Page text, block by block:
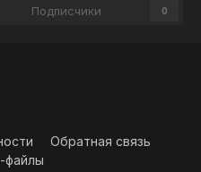
Подписчики 0
Обратная связь
файлы